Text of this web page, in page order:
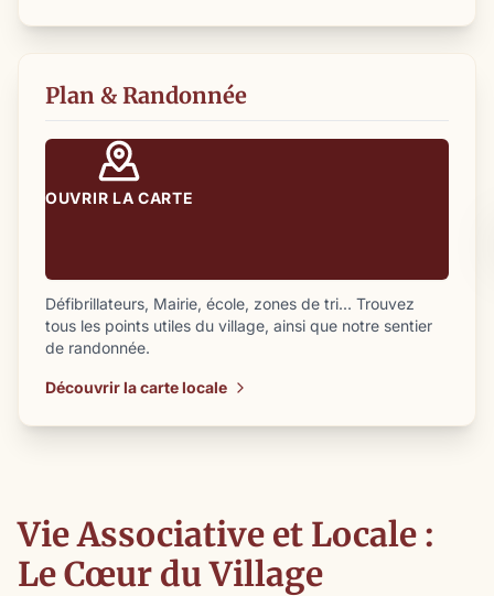
Plan & Randonnée
OUVRIR LA CARTE
Défibrillateurs, Mairie, école, zones de tri... Trouvez
tous les points utiles du village, ainsi que notre sentier
de randonnée.
Découvrir la carte locale
Vie Associative et Locale :
Le Cœur du Village